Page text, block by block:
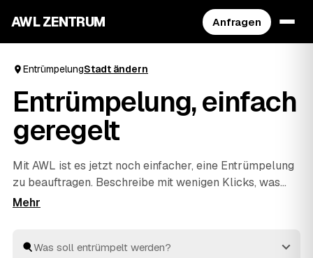
AWL ZENTRUM Anfragen
EntrümpelungStadt ändern
Entrümpelung, einfach
geregelt
Mit AWL ist es jetzt noch einfacher, eine Entrümpelung
zu beauftragen. Beschreibe mit wenigen Klicks, was
raus soll, und erhalte passende Festpreis-Angebote
– die Profis räumen schnell aus und entsorgen alles